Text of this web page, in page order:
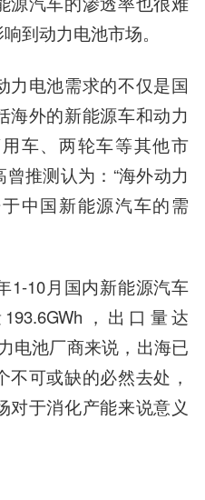
到动力电池市场。
力电池需求的不仅是国
海外的新能源车和动力
车、两轮车等其他市
推测认为：“海外动力
中国新能源汽车的需
1-10月国内新能源汽车
，出口量达
电池厂商来说， 出海已
可或缺的必然去处，
对于消化产能来说意义